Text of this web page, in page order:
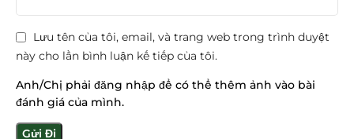
Hiệu điện thế: 220-240 V
Kích thước sản phẩm: (DxRxC): 890×184-499×928-
1258mm
*** Bạn có thể tham khảo thêm những thiết bị
Dương như:
Lưu tên của tôi, email, và trang web trong trình duyệt
này cho lần bình luận kế tiếp của tôi.
Anh/Chị phải đăng nhập để có thể thêm ảnh vào bài
đánh giá của mình.